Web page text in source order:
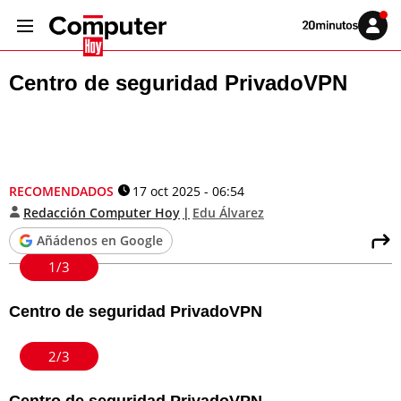
Volver
Iniciar
sesión
Centro de seguridad PrivadoVPN
RECOMENDADOS
17 oct 2025 - 06:54
Redacción Computer Hoy
Edu Álvarez
Añádenos en Google
1/3
Centro de seguridad PrivadoVPN
2/3